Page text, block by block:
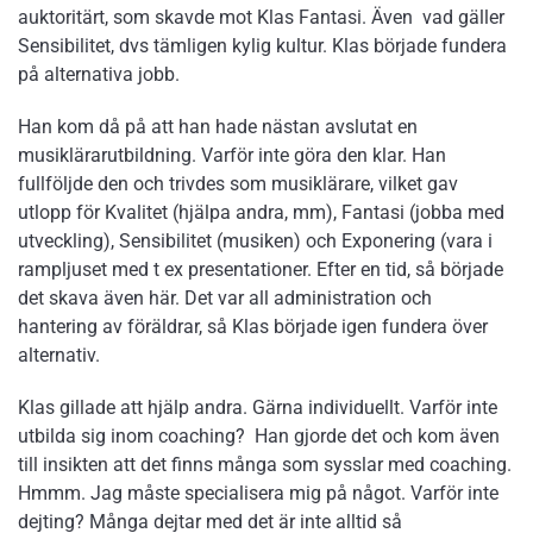
auktoritärt, som skavde mot Klas Fantasi. Även vad gäller
Sensibilitet, dvs tämligen kylig kultur. Klas började fundera
på alternativa jobb.
Han kom då på att han hade nästan avslutat en
musiklärarutbildning. Varför inte göra den klar. Han
fullföljde den och trivdes som musiklärare, vilket gav
utlopp för Kvalitet (hjälpa andra, mm), Fantasi (jobba med
utveckling), Sensibilitet (musiken) och Exponering (vara i
rampljuset med t ex presentationer. Efter en tid, så började
det skava även här. Det var all administration och
hantering av föräldrar, så Klas började igen fundera över
alternativ.
Klas gillade att hjälp andra. Gärna individuellt. Varför inte
utbilda sig inom coaching? Han gjorde det och kom även
till insikten att det finns många som sysslar med coaching.
Hmmm. Jag måste specialisera mig på något. Varför inte
dejting? Många dejtar med det är inte alltid så